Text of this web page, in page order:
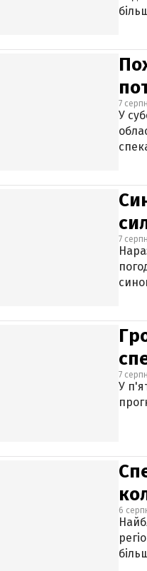
7
У
7
7
У
6